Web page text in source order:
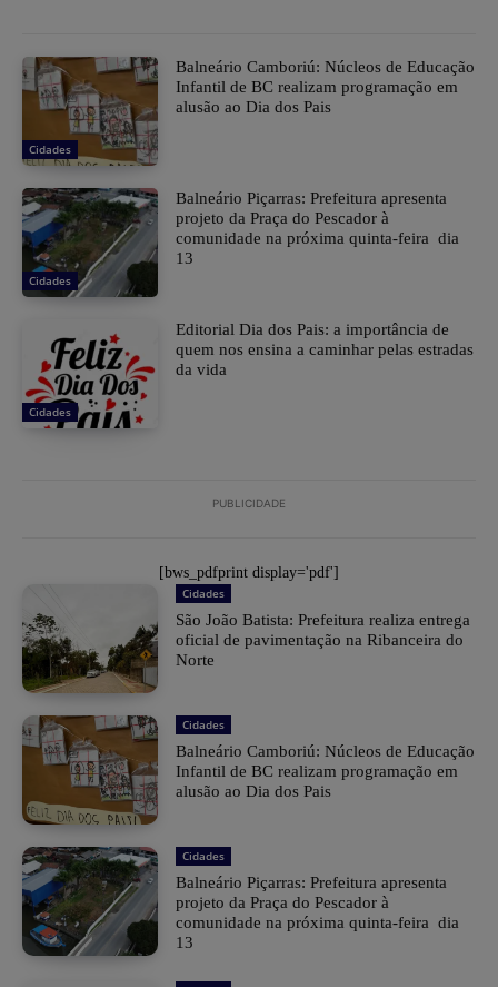
Cidades
Balneário Camboriú: Núcleos de Educação
Infantil de BC realizam programação em
alusão ao Dia dos Pais
Cidades
Balneário Piçarras: Prefeitura apresenta
projeto da Praça do Pescador à
comunidade na próxima quinta-feira dia
13
Cidades
Editorial Dia dos Pais: a importância de
quem nos ensina a caminhar pelas estradas
da vida
PUBLICIDADE
[bws_pdfprint display='pdf']
Cidades
São João Batista: Prefeitura realiza entrega
oficial de pavimentação na Ribanceira do
Norte
Cidades
Balneário Camboriú: Núcleos de Educação
Infantil de BC realizam programação em
alusão ao Dia dos Pais
Cidades
Balneário Piçarras: Prefeitura apresenta
projeto da Praça do Pescador à
comunidade na próxima quinta-feira dia
13